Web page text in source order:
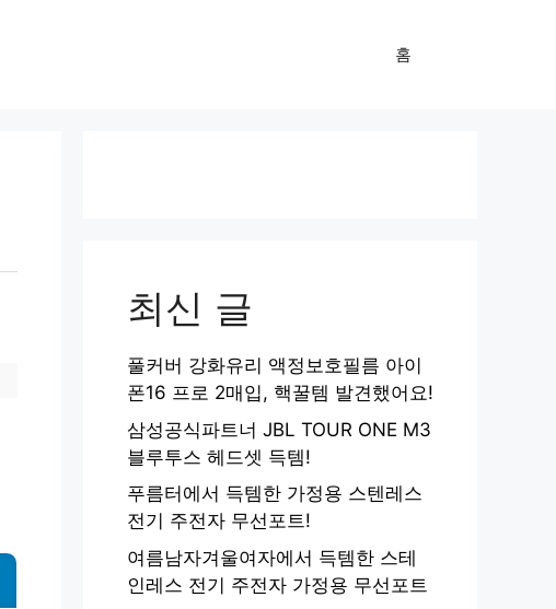
홈
최신 글
풀커버 강화유리 액정보호필름 아이
폰16 프로 2매입, 핵꿀템 발견했어요!
삼성공식파트너 JBL TOUR ONE M3
블루투스 헤드셋 득템!
푸름터에서 득템한 가정용 스텐레스
전기 주전자 무선포트!
여름남자겨울여자에서 득템한 스테
인레스 전기 주전자 가정용 무선포트